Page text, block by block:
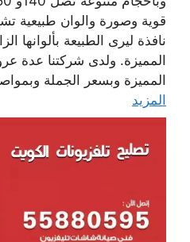
قوية وصورة والوان طبيعية
نافذة ليرى الطبيعة بألوانها
المميزة. ولدى شركتنا
المميزة وبسعر الجملة
المزيد